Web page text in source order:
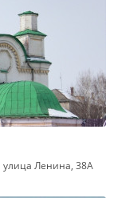
улица Ленина, 38А